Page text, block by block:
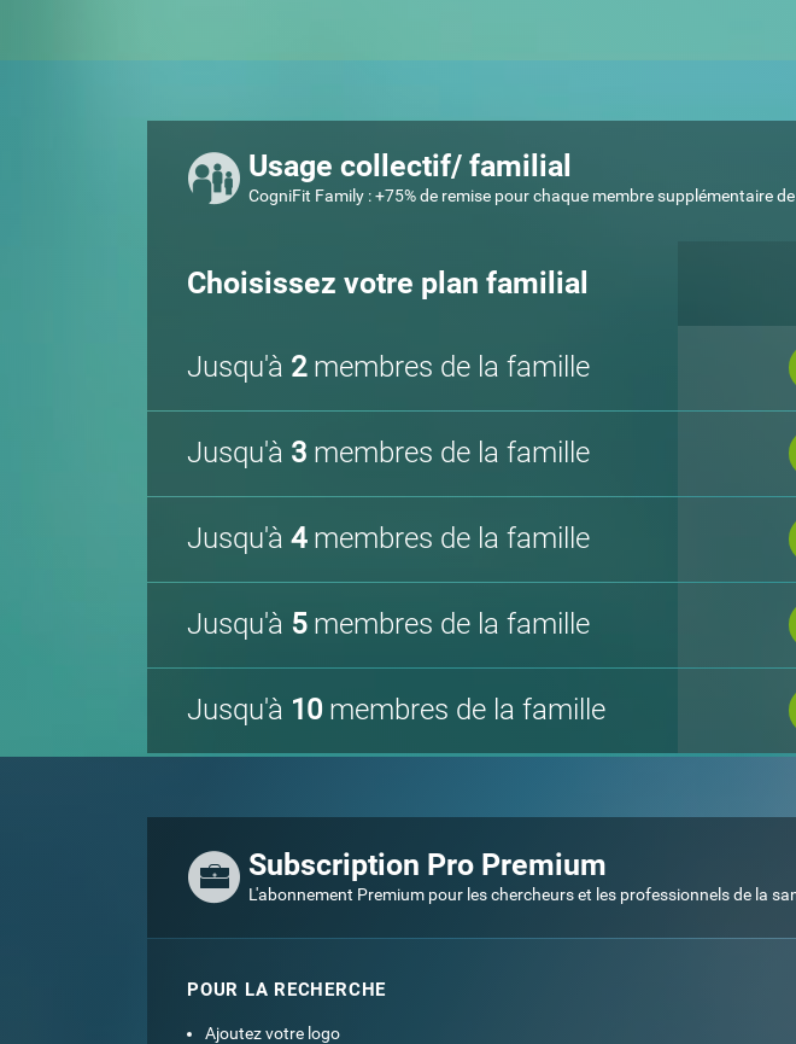
Usage collectif/ familial
CogniFit Family : +75% de remise pour chaque membre supplémentaire
Choisissez votre plan familial
Jusqu'à 2membres de la famille
Jusqu'à 3 membres de la famille
Jusqu'à 4membres de la famille
Jusqu'à 5membres de la famille
Jusqu'à 10 membres de la famille
Subscription Pro Premium
L'abonnement Premium pour les chercheurs et les professionnels de la
POUR LA RECHERCHE
Ajoutez votre logo